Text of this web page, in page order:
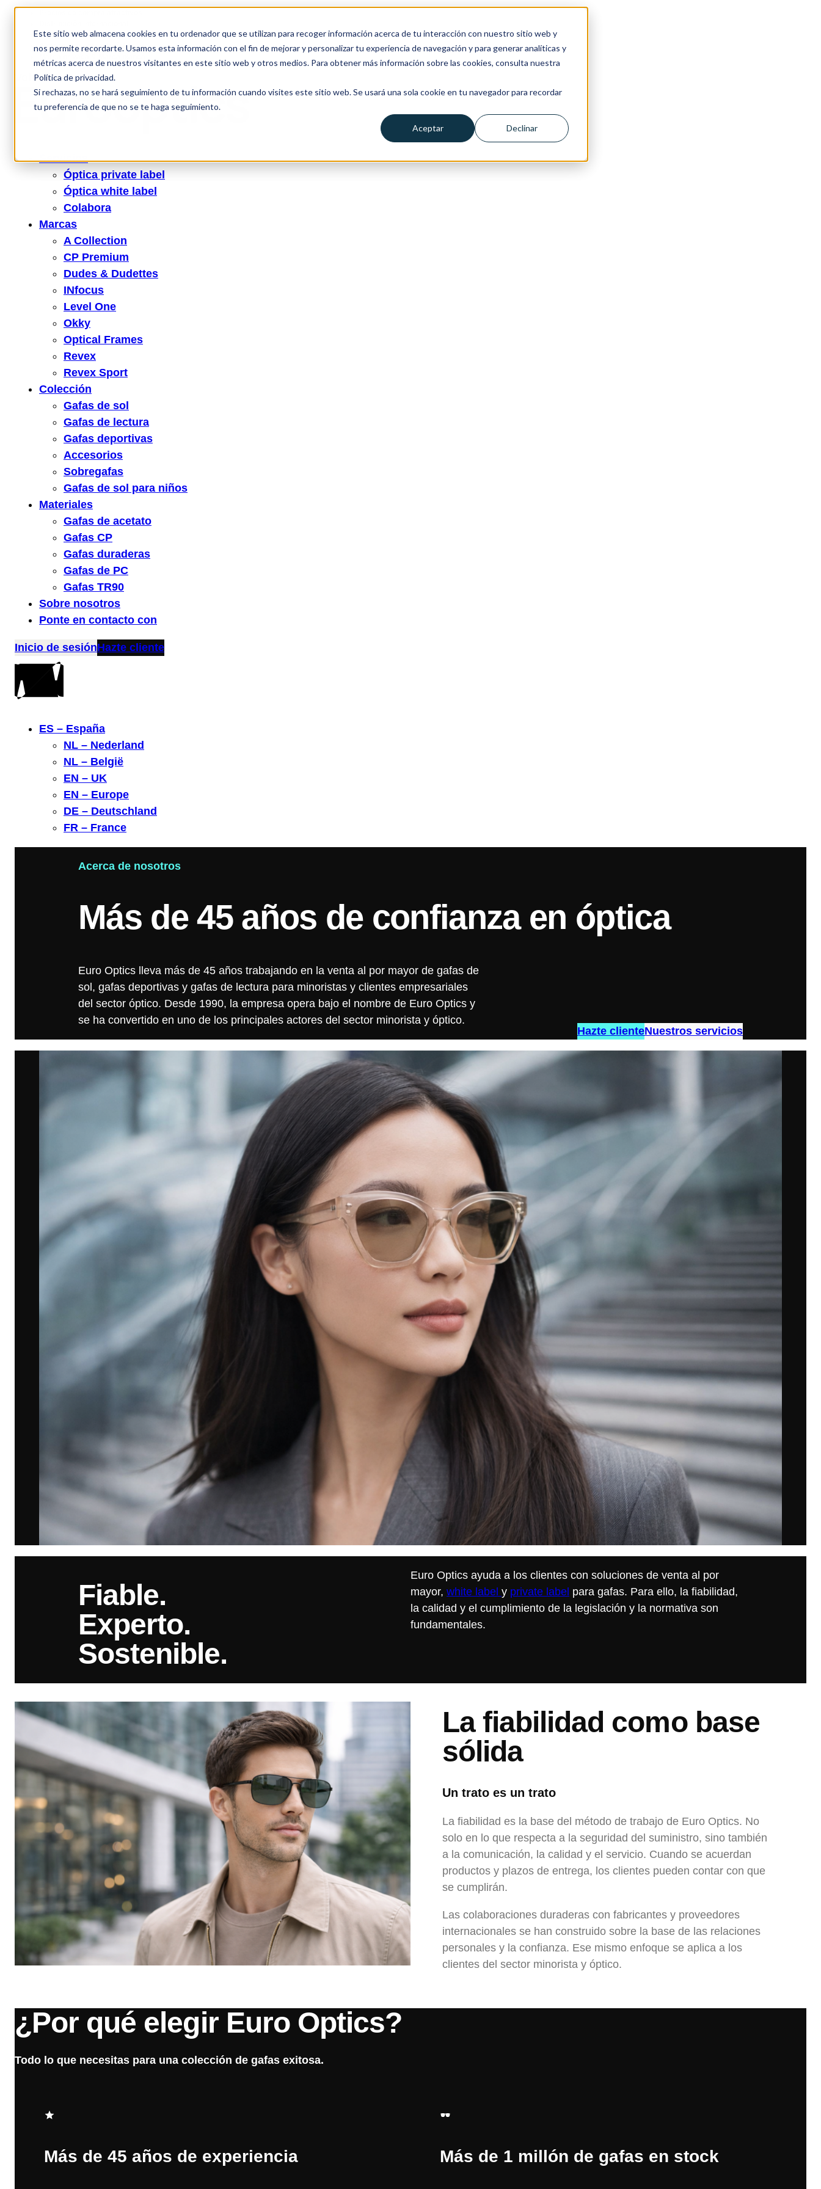
Este sitio web almacena cookies en tu ordenador que se utilizan para recoger información acerca de tu interacción con nuestro sitio web y
nos permite recordarte. Usamos esta información con el fin de mejorar y personalizar tu experiencia de navegación y para generar analíticas y
métricas acerca de nuestros visitantes en este sitio web y otros medios. Para obtener más información sobre las cookies, consulta nuestra
Política de privacidad.
Si rechazas, no se hará seguimiento de tu información cuando visites este sitio web. Se usará una sola cookie en tu navegador para recordar
tu preferencia de que no se te haga seguimiento.
Aceptar Declinar
Certificación ISO completa
Almacenamiento y logística
Volver
Servicios
Óptica private label
Óptica white label
Colabora
Marcas
A Collection
CP Premium
Dudes & Dudettes
INfocus
Level One
Okky
Optical Frames
Revex
Revex Sport
Colección
Gafas de sol
Gafas de lectura
Gafas deportivas
Accesorios
Sobregafas
Gafas de sol para niños
Materiales
Gafas de acetato
Gafas CP
Gafas duraderas
Gafas de PC
Gafas TR90
Sobre nosotros
Ponte en contacto con
Inicio de sesiónHazte cliente
ES – España
NL – Nederland
NL – België
EN – UK
EN – Europe
DE – Deutschland
FR – France
Acerca de nosotros
Más de 45 años de confianza en óptica
Euro Optics lleva más de 45 años trabajando en la venta al por mayor de gafas de
sol, gafas deportivas y gafas de lectura para minoristas y clientes empresariales
del sector óptico. Desde 1990, la empresa opera bajo el nombre de Euro Optics y
se ha convertido en uno de los principales actores del sector minorista y óptico.
Hazte clienteNuestros servicios
Fiable.
Experto.
Sostenible.
Euro Optics ayuda a los clientes con soluciones de venta al por
mayor, white label y private label para gafas. Para ello, la fiabilidad,
la calidad y el cumplimiento de la legislación y la normativa son
fundamentales.
La fiabilidad como base
sólida
Un trato es un trato
La fiabilidad es la base del método de trabajo de Euro Optics. No
solo en lo que respecta a la seguridad del suministro, sino también
a la comunicación, la calidad y el servicio. Cuando se acuerdan
productos y plazos de entrega, los clientes pueden contar con que
se cumplirán.
Las colaboraciones duraderas con fabricantes y proveedores
internacionales se han construido sobre la base de las relaciones
personales y la confianza. Ese mismo enfoque se aplica a los
clientes del sector minorista y óptico.
¿Por qué elegir Euro Optics?
Todo lo que necesitas para una colección de gafas exitosa.
Más de 45 años de experiencia Más de 1 millón de gafas en stock